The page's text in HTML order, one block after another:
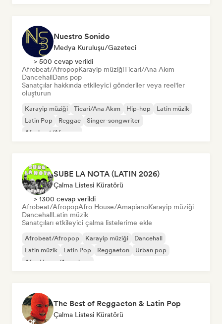
Nuestro Sonido
Medya Kuruluşu/Gazeteci
> 500 cevap verildi
Afrobeat/AfropopKarayip müziğiTicari/Ana Akım
DancehallDans pop
Sanatçılar hakkında etkileyici gönderiler veya reel'ler
oluşturun
Karayip müziği Ticari/Ana Akım Hip-hop
Latin müzik
Latin Pop
Reggae
Singer-songwriter
Afrobeat/Afropop
SUBE LA NOTA (LATIN 2026)
Çalma Listesi Küratörü
> 1300 cevap verildi
Afrobeat/AfropopAfro House/AmapianoKarayip müziği
DancehallLatin müzik
Sanatçıları etkileyici çalma listelerime ekle
Afrobeat/Afropop Karayip müziği
Dancehall
Latin müzik
Latin Pop Reggaeton
Urban pop
Afro House/Amapiano
The Best of Reggaeton & Latin Pop
Çalma Listesi Küratörü